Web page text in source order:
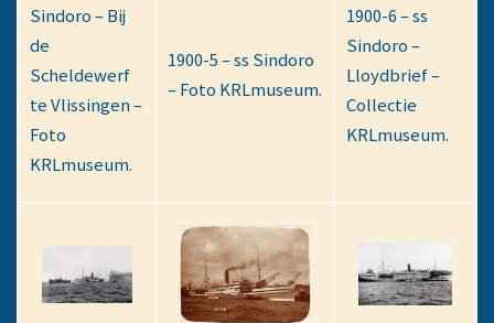
Sindoro – Bij
de
Scheldewerf
te Vlissingen –
Foto
KRLmuseum.
1900-5 – ss Sindoro
– Foto KRLmuseum.
1900-6 – ss
Sindoro –
Lloydbrief –
Collectie
KRLmuseum.